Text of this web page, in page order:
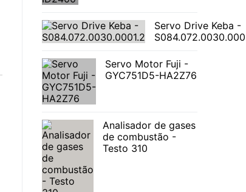
Servo Drive Keba -
Servo Motor Fuji -
GYC751D5-HA2Z76
Analisador de gases
de combustão -
Testo 310